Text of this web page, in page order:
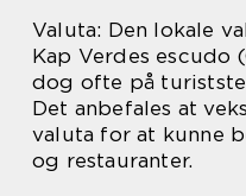
Valuta: Den lokale
Kap Verdes escudo
dog ofte på
Det anbefales at
valuta for at kunne
og restauranter.